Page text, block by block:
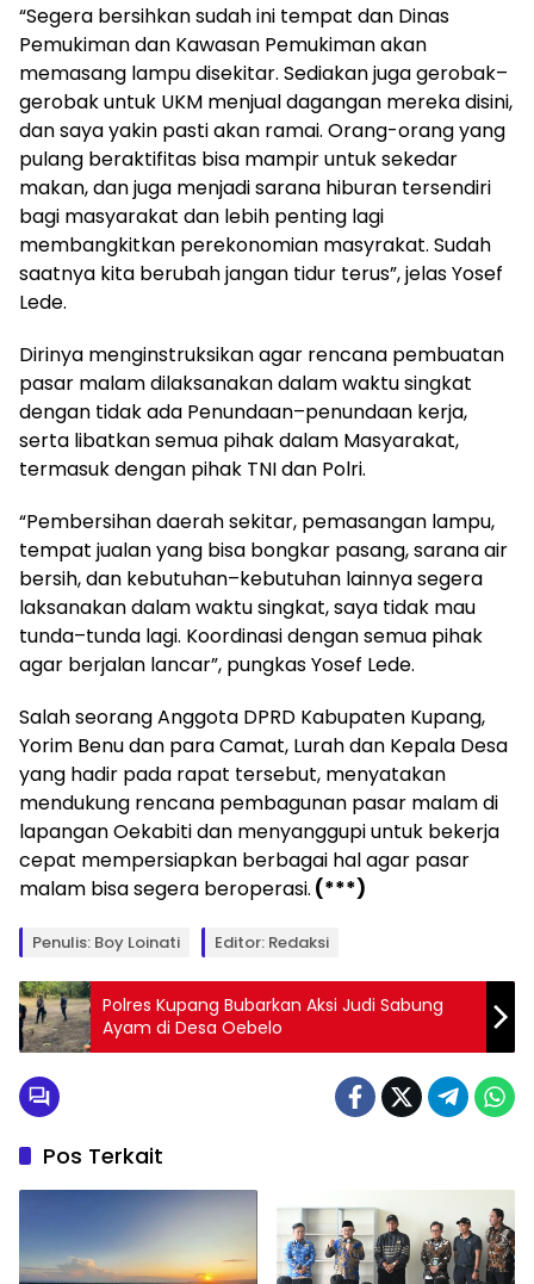
“Segera bersihkan sudah ini tempat dan Dinas
Pemukiman dan Kawasan Pemukiman akan
memasang lampu disekitar. Sediakan juga gerobak–
gerobak untuk UKM menjual dagangan mereka disini,
dan saya yakin pasti akan ramai. Orang-orang yang
pulang beraktifitas bisa mampir untuk sekedar
makan, dan juga menjadi sarana hiburan tersendiri
bagi masyarakat dan lebih penting lagi
membangkitkan perekonomian masyrakat. Sudah
saatnya kita berubah jangan tidur terus”, jelas Yosef
Lede.
Dirinya menginstruksikan agar rencana pembuatan
pasar malam dilaksanakan dalam waktu singkat
dengan tidak ada Penundaan–penundaan kerja,
serta libatkan semua pihak dalam Masyarakat,
termasuk dengan pihak TNI dan Polri.
“Pembersihan daerah sekitar, pemasangan lampu,
tempat jualan yang bisa bongkar pasang, sarana air
bersih, dan kebutuhan–kebutuhan lainnya segera
laksanakan dalam waktu singkat, saya tidak mau
tunda–tunda lagi. Koordinasi dengan semua pihak
agar berjalan lancar”, pungkas Yosef Lede.
Salah seorang Anggota DPRD Kabupaten Kupang,
Yorim Benu dan para Camat, Lurah dan Kepala Desa
yang hadir pada rapat tersebut, menyatakan
mendukung rencana pembagunan pasar malam di
lapangan Oekabiti dan menyanggupi untuk bekerja
cepat mempersiapkan berbagai hal agar pasar
malam bisa segera beroperasi. (***)
Penulis: Boy Loinati Editor: Redaksi
Polres Kupang Bubarkan Aksi Judi Sabung
Ayam di Desa Oebelo
Pos Terkait